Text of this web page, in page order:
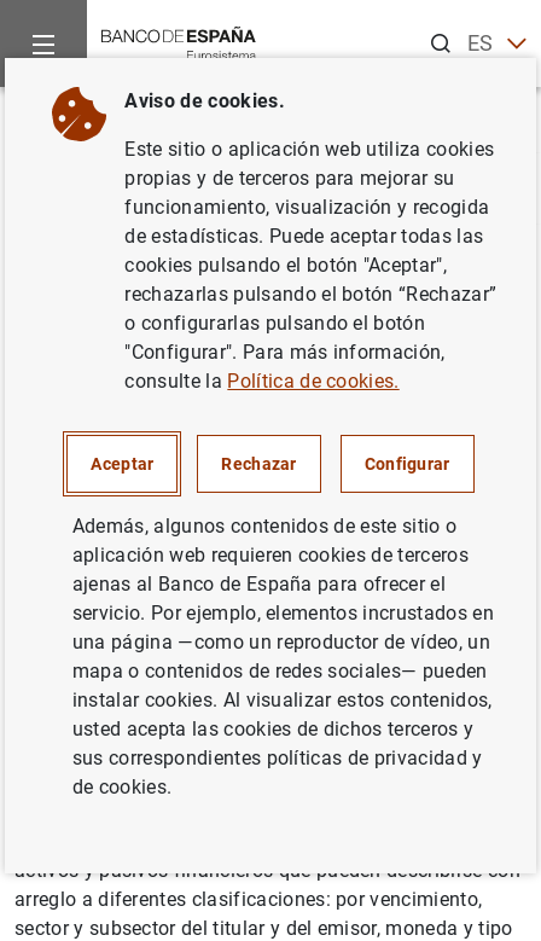
ESEN
Inicio Estadísticas
Volver
C D E F G H
Valores representativos de
Definición
Un instrumento financiero negociable que sirve como
evidencia de una promesa por parte del emisor (el
prestatario) de realizar uno o más pagos al titular (el
prestamista) en una fecha o fechas futuras
especificadas.
Información adicional
Estos valores suelen llevar consigo una tasa de interés
específica (el cupón) y/o se venden con descuento
activos y pasivos financieros que pueden describirse con
arreglo a diferentes clasificaciones: por vencimiento,
sector y subsector del titular y del emisor, moneda y tipo
Aviso de cookies.
Este sitio o aplicación web utiliza cookies
propias y de terceros para mejorar su
funcionamiento, visualización y recogida
de estadísticas. Puede aceptar todas las
cookies pulsando el botón "Aceptar",
rechazarlas pulsando el botón “Rechazar”
o configurarlas pulsando el botón
"Configurar". Para más información,
consulte la Política de cookies.
Aceptar Rechazar Configurar
Además, algunos contenidos de este sitio o
aplicación web requieren cookies de terceros
ajenas al Banco de España para ofrecer el
servicio. Por ejemplo, elementos incrustados en
una página —como un reproductor de vídeo, un
mapa o contenidos de redes sociales— pueden
instalar cookies. Al visualizar estos contenidos,
usted acepta las cookies de dichos terceros y
sus correspondientes políticas de privacidad y
de cookies.